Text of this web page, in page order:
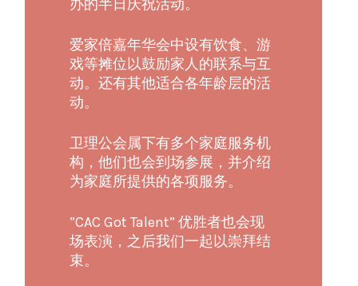
办的半日庆祝活动。
爱家倍嘉年华会中设有饮食、游
戏等摊位以鼓励家人的联系与互
动。还有其他适合各年龄层的活
动。
卫理公会属下有多个家庭服务机
构，他们也会到场参展，并介绍
为家庭所提供的各项服务。
”CAC Got Talent” 优胜者也会现
场表演，之后我们一起以崇拜结
束。